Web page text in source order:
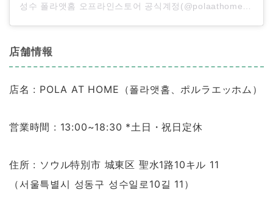
성수 폴라앳홈 오프라인스토어 공식계정(@polaathome_store)がシェアした投稿
店舗情報
店名 : POLA AT HOME（폴라앳홈、ポルラエッホム）
営業時間 : 13:00~18:30 *土日・祝日定休
住所 : ソウル特別市 城東区 聖水1路10キル 11
（서울특별시 성동구 성수일로10길 11）